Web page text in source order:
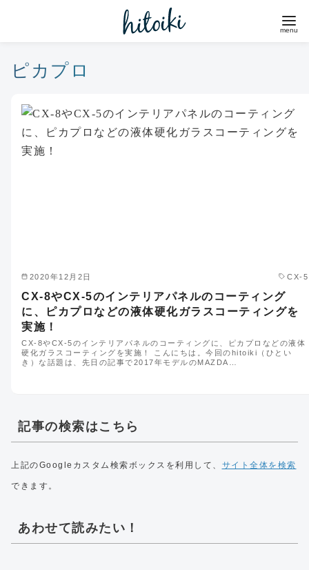
ピカプロ
2020年12月2日 CX-5
CX-8やCX-5のインテリアパネルのコーティング
に、ピカプロなどの液体硬化ガラスコーティングを
実施！
CX-8やCX-5のインテリアパネルのコーティングに、ピカプロなどの液体
硬化ガラスコーティングを実施！ こんにちは。今回のhitoiki（ひとい
き）な話題は、先日の記事で2017年モデルのMAZDA…
記事の検索はこちら
上記のGoogleカスタム検索ボックスを利用して、 サイト全体を検索
できます。
あわせて読みたい！